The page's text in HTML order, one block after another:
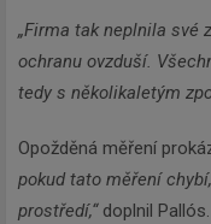
„Firma tak neplnila své
ochranu ovzduší.
tedy s několikaletým
Opožděná měření
pokud tato měření
prostředí,“ doplnil Pallós.